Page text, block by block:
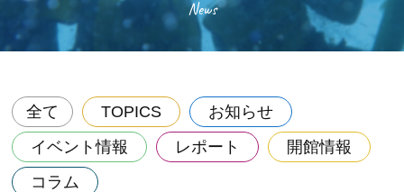
News
全て TOPICS
お知らせ
イベント情報
レポート
開館情報
コラム